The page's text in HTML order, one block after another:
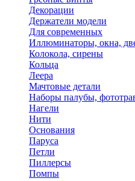
Декорации
Держатели модели
Для современных
Иллюминаторы, окна,
Колокола, сирены
Кольца
Леера
Мачтовые детали
Наборы палубы,
Нагели
Нити
Основания
Паруса
Петли
Пиллерсы
Помпы